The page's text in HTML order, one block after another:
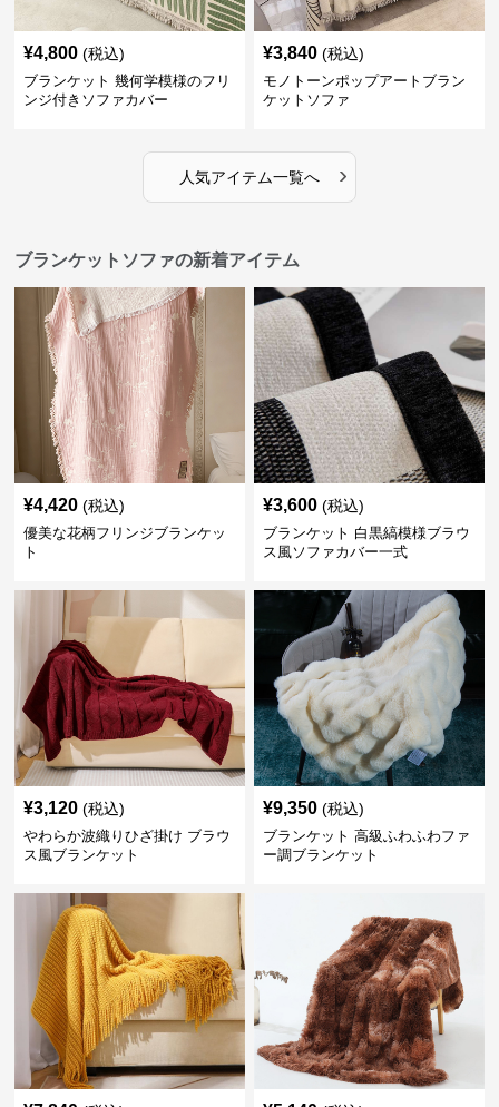
¥4,800 (税込)
ブランケット 幾何学模様のフリ
ンジ付きソファカバー
¥3,840 (税込)
モノトーンポップアートブラン
ケットソファ
人気アイテム一覧へ ›
ブランケットソファの新着アイテム
¥4,420 (税込)
優美な花柄フリンジブランケッ
ト
¥3,600 (税込)
ブランケット 白黒縞模様ブラウ
ス風ソファカバー一式
¥3,120 (税込)
やわらか波織りひざ掛け ブラウ
ス風ブランケット
¥9,350 (税込)
ブランケット 高級ふわふわファ
ー調ブランケット